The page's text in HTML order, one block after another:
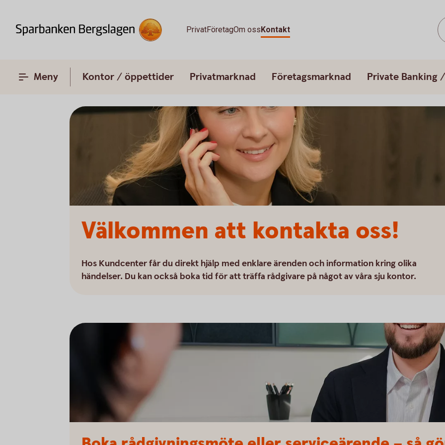
PrivatFöretagOm ossKontakt
Meny Kontor / öppettider Privatmarknad Företagsmarknad Private Banking
Välkommen att kontakta oss!
Hos Kundcenter får du direkt hjälp med enklare ärenden och information kring olika
händelser. Du kan också boka tid för att träffa rådgivare på något av våra sju kontor.